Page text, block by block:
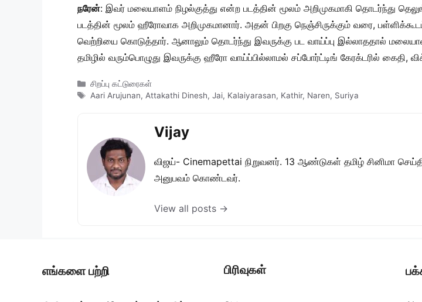
நரேன்: இவர் மலையாளம் நிழல்குத்து என்ற படத்தின் மூலம் அறிமுகமாகி தொடர்ந்து
படத்தின் மூலம் ஹீரோவாக அறிமுகமானார். அதன் பிறகு நெஞ்சிருக்கும் வரை,
வெற்றியை கொடுத்தார். ஆனாலும் தொடர்ந்து இவருக்கு பட வாய்ப்பு இல்லாததால் மலையாள
தமிழில் வரும்பொழுது இவருக்கு ஹீரோ வாய்ப்பில்லாமல் சப்போர்ட்டிங் கேரக்டரில் கைதி,
Categories
சிறப்பு கட்டுரைகள்
Tags
Aari Arujunan, Attakathi Dinesh, Jai, Kalaiyarasan, Kathir, Naren, Suriya
Vijay
விஜய்- Cinemapettai நிறுவனர். 13 ஆண்டுகள் தமிழ் சினிமா
அனுபவம் கொண்டவர்.
View all posts →
எங்களை பற்றி பிரிவுகள்